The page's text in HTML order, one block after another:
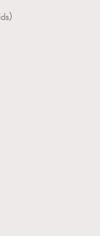
）